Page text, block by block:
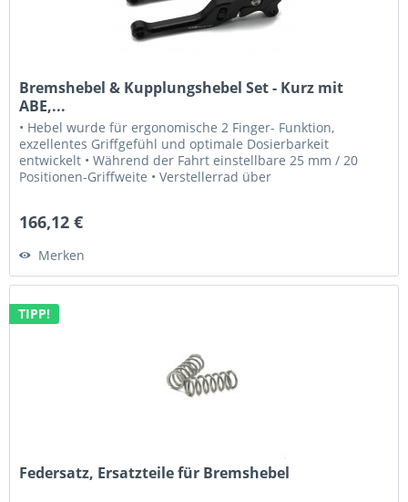
Bremshebel & Kupplungshebel Set - Kurz mit
ABE,...
• Hebel wurde für ergonomische 2 Finger- Funktion,
exzellentes Griffgefühl und optimale Dosierbarkeit
entwickelt • Während der Fahrt einstellbare 25 mm / 20
Positionen-Griffweite • Verstellerrad über
166,12 €
Merken
TIPP!
Federsatz, Ersatzteile für Bremshebel